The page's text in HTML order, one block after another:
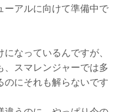
ーアルに向けて準備中で
なっているんですが、
、スマレンジャーでは多
のにそれも解らないです